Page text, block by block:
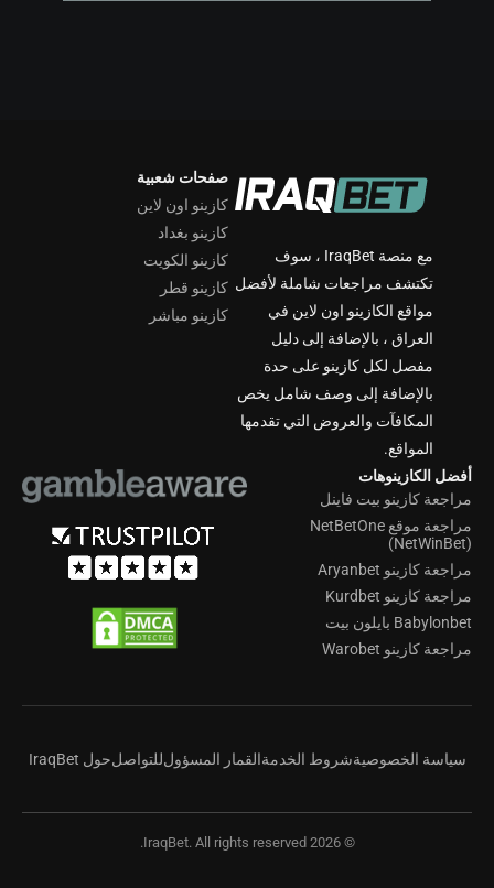
مع منصة IraqBet ، سوف
تكتشف مراجعات شاملة لأفضل
مواقع الكازينو اون لاين في
العراق ، بالإضافة إلى دليل
مفصل لكل كازينو على حدة
بالإضافة إلى وصف شامل يخص
المكافآت والعروض التي تقدمها
المواقع.
صفحات شعبية
كازينو اون لاين
كازينو بغداد
كازينو الكويت
كازينو قطر
كازينو مباشر
أفضل الكازينوهات
مراجعة كازينو بيت فاينل
مراجعة موقع NetBetOne
(NetWinBet)
مراجعة كازينو Aryanbet
مراجعة كازينو Kurdbet
Babylonbet بايلون بيت
مراجعة كازينو Warobet
سياسة الخصوصيةشروط الخدمةالقمار المسؤولللتواصلحول IraqBet
© 2026 IraqBet. All rights reserved.